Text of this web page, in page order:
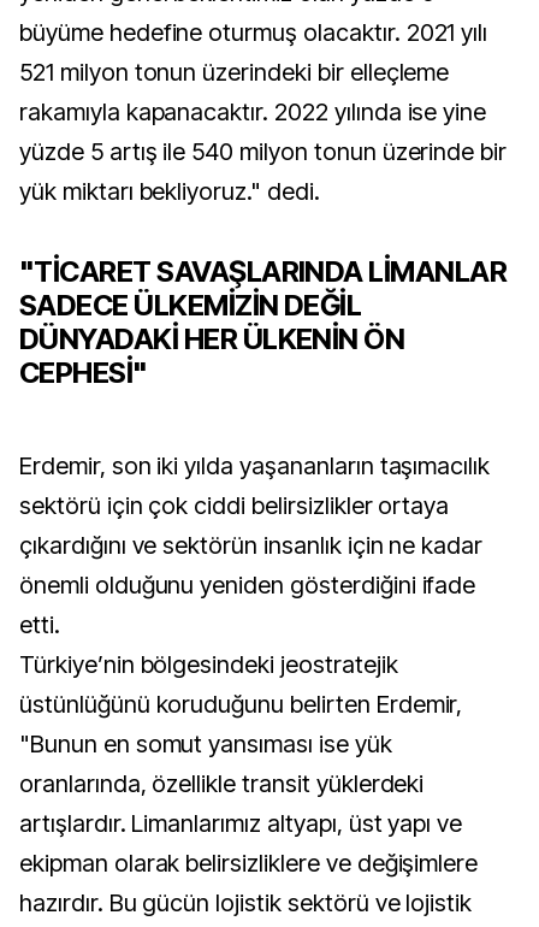
büyüme hedefine oturmuş olacaktır. 2021 yılı
521 milyon tonun üzerindeki bir elleçleme
rakamıyla kapanacaktır. 2022 yılında ise yine
yüzde 5 artış ile 540 milyon tonun üzerinde bir
yük miktarı bekliyoruz." dedi.
"TİCARET SAVAŞLARINDA LİMANLAR
SADECE ÜLKEMİZİN DEĞİL
DÜNYADAKİ HER ÜLKENİN ÖN
CEPHESİ"
Erdemir, son iki yılda yaşananların taşımacılık
sektörü için çok ciddi belirsizlikler ortaya
çıkardığını ve sektörün insanlık için ne kadar
önemli olduğunu yeniden gösterdiğini ifade
etti.
Türkiye’nin bölgesindeki jeostratejik
üstünlüğünü koruduğunu belirten Erdemir,
"Bunun en somut yansıması ise yük
oranlarında, özellikle transit yüklerdeki
artışlardır. Limanlarımız altyapı, üst yapı ve
ekipman olarak belirsizliklere ve değişimlere
hazırdır. Bu gücün lojistik sektörü ve lojistik